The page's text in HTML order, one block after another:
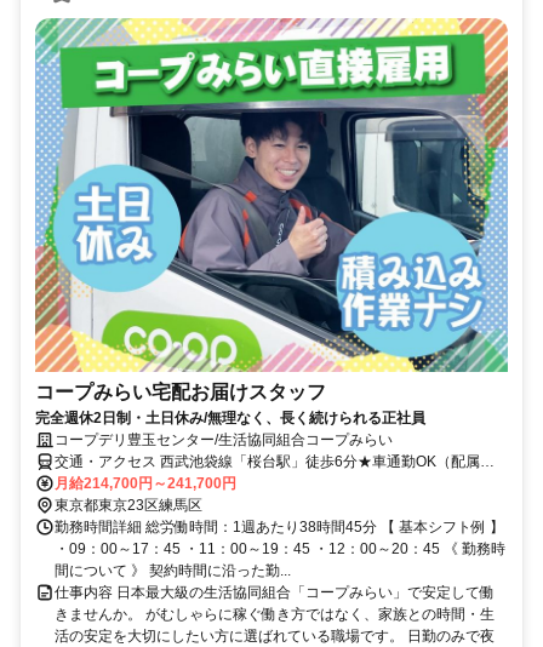
コープみらい宅配お届けスタッフ
完全週休2日制・土日休み/無理なく、長く続けられる正社員
コープデリ豊玉センター/生活協同組合コープみらい
交通・アクセス 西武池袋線「桜台駅」徒歩6分★車通勤OK（配属先
による）※配属先は、入職時期や各センターの人員状況を踏まえ、本
人の希望を考慮した上で、募集場所を含む通勤可能な範囲のセンター
から決定します。
月給214,700円～241,700円
東京都東京23区練馬区
勤務時間詳細 総労働時間：1週あたり38時間45分 【 基本シフト例 】
・09：00～17：45 ・11：00～19：45 ・12：00～20：45 《 勤務時
間について 》 契約時間に沿った勤...
仕事内容 日本最大級の生活協同組合「コープみらい」で安定して働
きませんか。 がむしゃらに稼ぐ働き方ではなく、家族との時間・生
活の安定を大切にしたい方に選ばれている職場です。 日勤のみで夜